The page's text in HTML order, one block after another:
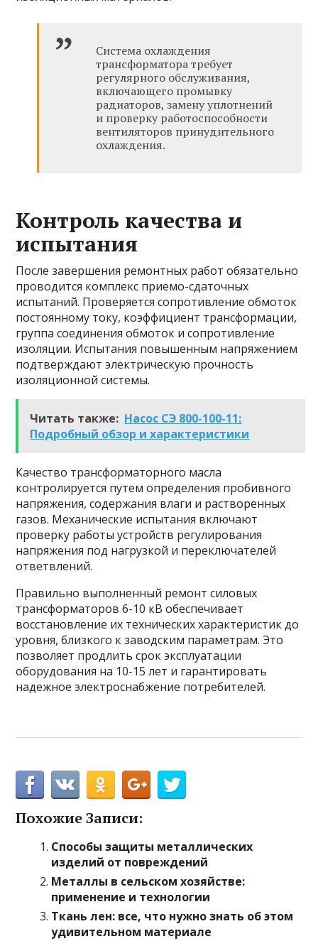
Система охлаждения
трансформатора требует
регулярного обслуживания,
включающего промывку
радиаторов, замену уплотнений
и проверку работоспособности
вентиляторов принудительного
охлаждения.
Контроль качества и
испытания
После завершения ремонтных работ обязательно
проводится комплекс приемо-сдаточных
испытаний. Проверяется сопротивление обмоток
постоянному току, коэффициент трансформации,
группа соединения обмоток и сопротивление
изоляции. Испытания повышенным напряжением
подтверждают электрическую прочность
изоляционной системы.
Читать также: Насос СЭ 800-100-11:
Подробный обзор и характеристики
Качество трансформаторного масла
контролируется путем определения пробивного
напряжения, содержания влаги и растворенных
газов. Механические испытания включают
проверку работы устройств регулирования
напряжения под нагрузкой и переключателей
ответвлений.
Правильно выполненный ремонт силовых
трансформаторов 6-10 кВ обеспечивает
восстановление их технических характеристик до
уровня, близкого к заводским параметрам. Это
позволяет продлить срок эксплуатации
оборудования на 10-15 лет и гарантировать
надежное электроснабжение потребителей.
Похожие Записи:
Способы защиты металлических
изделий от повреждений
Металлы в сельском хозяйстве:
применение и технологии
Ткань лен: все, что нужно знать об этом
удивительном материале